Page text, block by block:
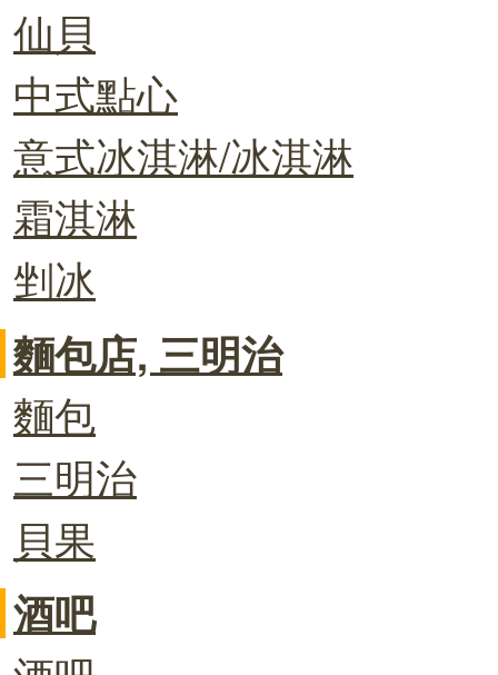
仙貝
中式點心
意式冰淇淋/冰淇淋
霜淇淋
剉冰
麵包店, 三明治
麵包
三明治
貝果
酒吧